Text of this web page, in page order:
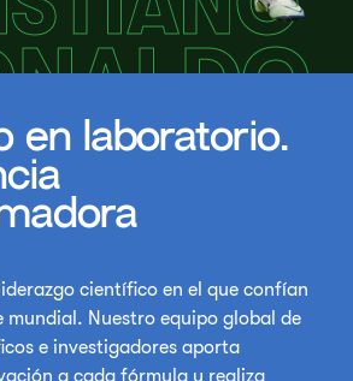
en laboratorio.
científico en el que confían
mundial. Nuestro equipo global de
e investigadores aporta
a cada fórmula y realiza